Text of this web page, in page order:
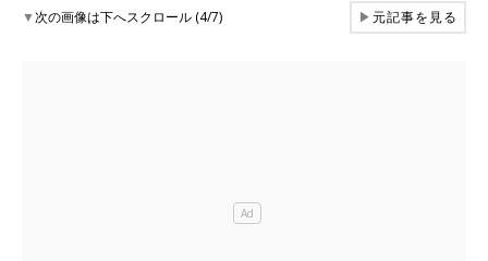
▼次の画像は下へスクロール (4/7) ▶元記事を見る